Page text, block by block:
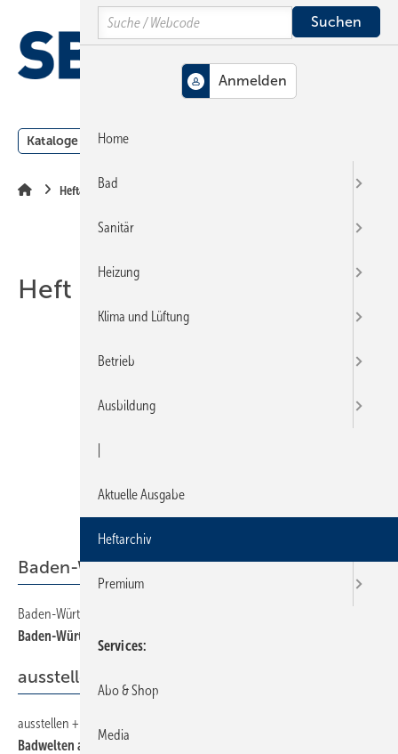
Hauptinhalt
Hauptmenü
SiteSearch
Kataloge Meldungen
Heftarchiv
Heft 06-2003
Baden-Württemberg
Baden-Württemberg
Baden-Württemberg
ausstellen + gestalten
ausstellen + gestalten
Badwelten als Orientierungshilfe
Search
Home
Bad
Sanitär
Heizung
Klima und Lüftung
Betrieb
Ausbildung
Aktuelle Ausgabe
Heftarchiv
Premium
Services
Abo & Shop
Media